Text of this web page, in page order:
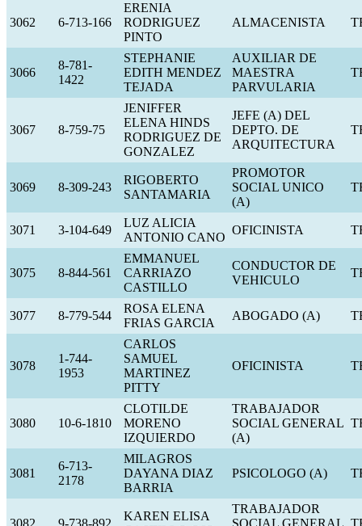
3062 6-713-166
ERENIA
RODRIGUEZ
PINTO
ALMACENISTA
3066
8-781-
1422
STEPHANIE
EDITH MENDEZ
TEJADA
AUXILIAR DE
MAESTRA
PARVULARIA
3067 8-759-75
JENIFFER
ELENA HINDS
RODRIGUEZ DE
GONZALEZ
JEFE (A) DEL
DEPTO. DE
ARQUITECTURA
3069 8-309-243
RIGOBERTO
SANTAMARIA
PROMOTOR
SOCIAL UNICO
(A)
3071 3-104-649
LUZ ALICIA
ANTONIO CANO
OFICINISTA
3075 8-844-561
EMMANUEL
CARRIAZO
CASTILLO
CONDUCTOR DE
VEHICULO
3077 8-779-544
ROSA ELENA
FRIAS GARCIA
ABOGADO (A)
3078
1-744-
1953
CARLOS
SAMUEL
MARTINEZ
PITTY
OFICINISTA
3080 10-6-1810
CLOTILDE
MORENO
IZQUIERDO
TRABAJADOR
SOCIAL GENERAL
(A)
3081
6-713-
2178
MILAGROS
DAYANA DIAZ
BARRIA
PSICOLOGO (A)
KAREN ELISA
TRABAJADOR